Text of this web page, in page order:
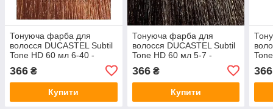
Тонуюча фарба для
волосся DUCASTEL Subtil
Tone HD 60 мл 6-40 -
366 ₴
Купити
Тонуюча фарба для
волосся DUCASTEL Subtil
Tone HD 60 мл 5-7 -
Каштановий світлий шатен
366₴
Купити
366